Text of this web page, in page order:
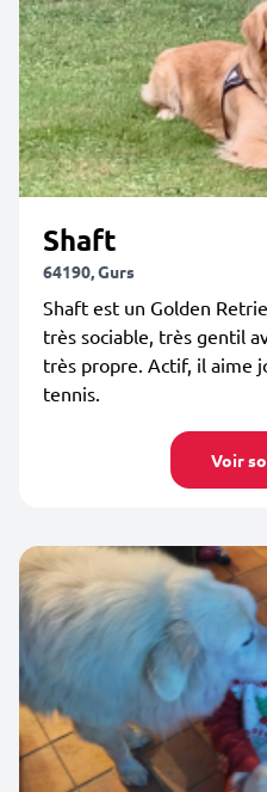
Shaft
64190, Gurs
Shaft est un Golden
très sociable, très gentil
très propre. Actif, il aime
tennis.
Voir